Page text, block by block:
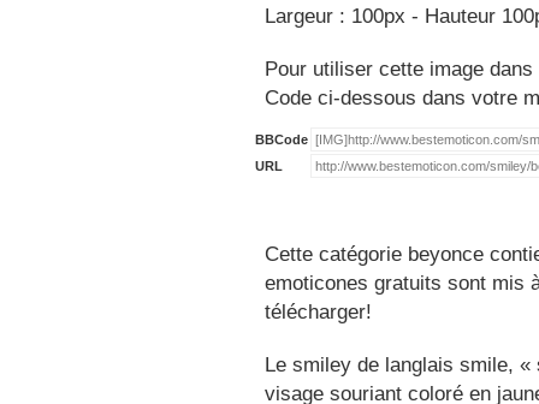
Largeur : 100px - Hauteur
Pour utiliser cette image
Code ci-dessous dans votre
BBCode
URL
Cette catégorie beyonce
emoticones gratuits sont mis
télécharger!
Le smiley de langlais smile,
visage souriant coloré en